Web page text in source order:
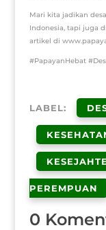
Mari kita jadikan
Indonesia, tapi juga
artikel di
#PapayanHebat
LABEL:
PEREMPUAN
0